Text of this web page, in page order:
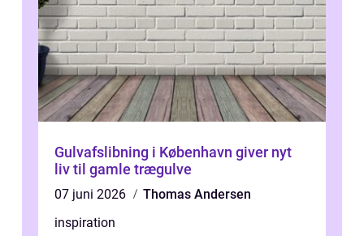
Gulvafslibning i København giver nyt
liv til gamle trægulve
07 juni 2026
Thomas Andersen
inspiration